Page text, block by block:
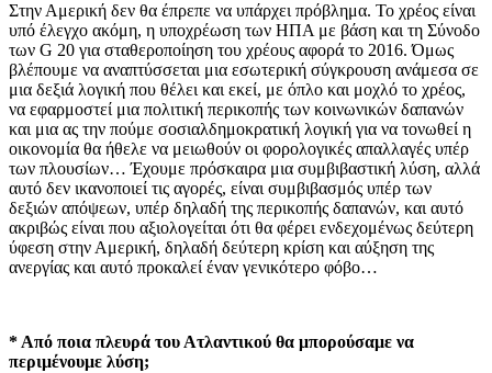
Στην Αμερική δεν θα έπρεπε να υπάρχει πρόβλημα. Το χρέος είναι
υπό έλεγχο ακόμη, η υποχρέωση των ΗΠΑ με βάση και τη Σύνοδο
των G 20 για σταθεροποίηση του χρέους αφορά το 2016. Όμως
βλέπουμε να αναπτύσσεται μια εσωτερική σύγκρουση ανάμεσα σε
μια δεξιά λογική που θέλει και εκεί, με όπλο και μοχλό το χρέος,
να εφαρμοστεί μια πολιτική περικοπής των κοινωνικών δαπανών
και μια ας την πούμε σοσιαλδημοκρατική λογική για να τονωθεί η
οικονομία θα ήθελε να μειωθούν οι φορολογικές απαλλαγές υπέρ
των πλουσίων… Έχουμε πρόσκαιρα μια συμβιβαστική λύση, αλλά
αυτό δεν ικανοποιεί τις αγορές, είναι συμβιβασμός υπέρ των
δεξιών απόψεων, υπέρ δηλαδή της περικοπής δαπανών, και αυτό
ακριβώς είναι που αξιολογείται ότι θα φέρει ενδεχομένως δεύτερη
ύφεση στην Αμερική, δηλαδή δεύτερη κρίση και αύξηση της
ανεργίας και αυτό προκαλεί έναν γενικότερο φόβο…
* Από ποια πλευρά του Ατλαντικού θα μπορούσαμε να
περιμένουμε λύση;